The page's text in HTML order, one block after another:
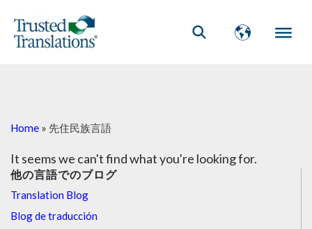
他の言語でのブログ
Translation Blog
Blog de traducción
Home » 先住民族言語
It seems we can't find what you're looking for.